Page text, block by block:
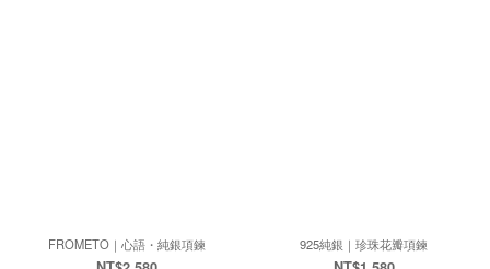
FROMETO｜心語・純銀項鍊 925純銀｜珍珠花瓣項鍊